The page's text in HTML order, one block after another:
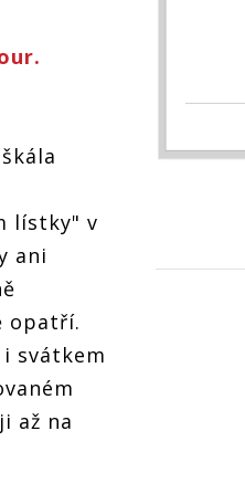
lístky" v
ani
opatří.
svátkem
až na